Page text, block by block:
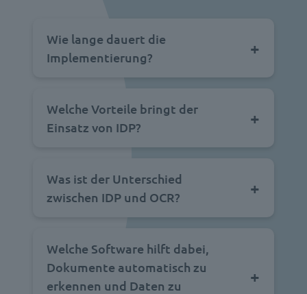
Wie lange dauert die
Implementierung?
Welche Vorteile bringt der
Einsatz von IDP?
Was ist der Unterschied
zwischen IDP und OCR?
Welche Software hilft dabei,
Dokumente automatisch zu
erkennen und Daten zu